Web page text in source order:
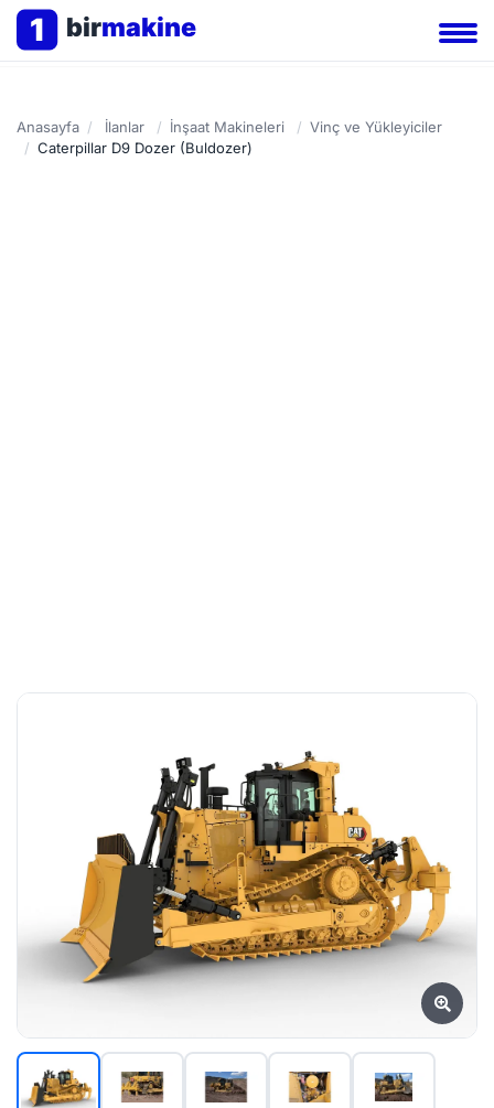
1 birmakine
Anasayfa / İlanlar / İnşaat Makineleri / Vinç ve Yükleyiciler
/ Caterpillar D9 Dozer (Buldozer)